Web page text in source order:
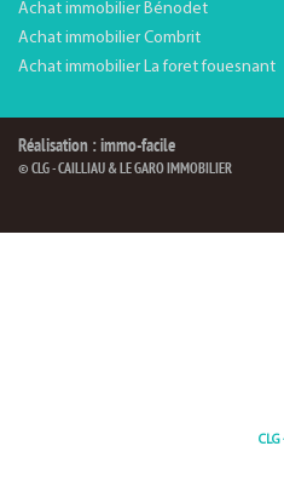
Achat immobilier Bénodet
Achat immobilier Combrit
Achat immobilier La foret fouesnant
Réalisation : immo-facile
© CLG - CAILLIAU & LE GARO IMMOBILIER
CLG -